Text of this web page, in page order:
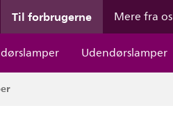
Til forbrugerne Mere fra os
Udendørslamper